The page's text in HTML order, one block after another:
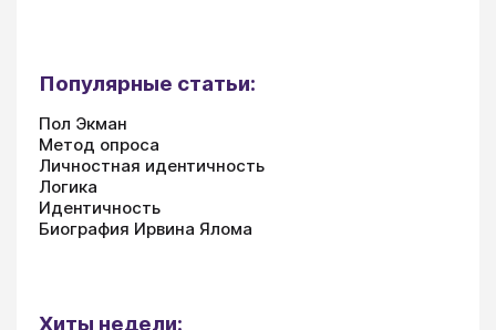
Популярные статьи:
Пол Экман
Метод опроса
Личностная идентичность
Логика
Идентичность
Биография Ирвина Ялома
Хиты недели: